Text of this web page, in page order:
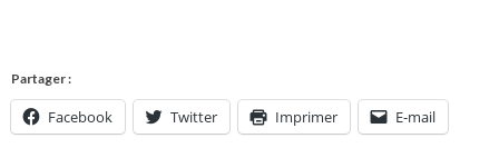
Partager :
Facebook Twitter Imprimer E-mail